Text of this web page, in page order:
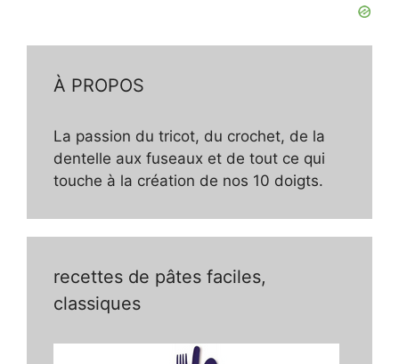
À PROPOS
La passion du tricot, du crochet, de la
dentelle aux fuseaux et de tout ce qui
touche à la création de nos 10 doigts.
recettes de pâtes faciles,
classiques